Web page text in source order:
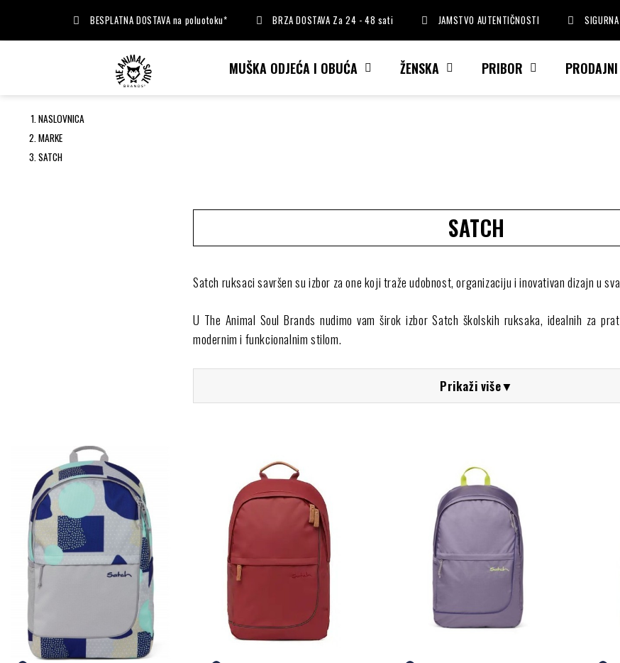
BESPLATNA DOSTAVA na poluotoku* BRZA DOSTAVA Za 24 - 48 sati JAMSTVO AUTENTIČNOSTI
MUŠKA ODJEĆA I OBUĆA ŽENSKA PRIBOR PRODAJNI
NASLOVNICA
MARKE
SATCH
SATCH
Satch ruksaci savršen su izbor za one koji traže udobnost, organizaciju i inovativan dizajn u
U The Animal Soul Brands nudimo vam širok izbor Satch školskih ruksaka, idealnih za
modernim i funkcionalnim stilom.
Zašto kupiti Satch ruksake kod The Animal Soul Brands?
Kupnja kod The Animal Soul Brands sinonim je za kvalitetu i povjerenje. Jamčimo besplatnu
roku od 24-48 sati i jamstvo da su svi naši proizvodi 100% autentični.
Osim toga, promičemo marke koje su posvećene odgovornosti prema okolišu, kao što je Satch.
U našoj online trgovini otkrijte najbolji izbor Satch ruksaka i pronađite savršenu
ekološke posvećenosti.
Prikaži više▼